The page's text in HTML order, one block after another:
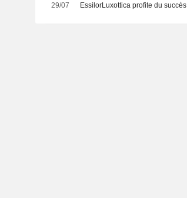
29/07 EssilorLuxottica profite du